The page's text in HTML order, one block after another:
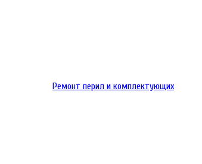
Ремонт перил и комплектующих